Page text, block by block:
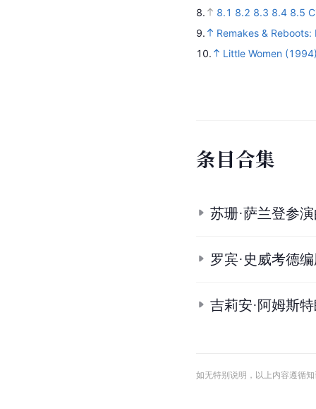
8. 8.1 8.2 8.3 8.4 8.5
9.
Remakes &
10.
Little Women
条目合集
苏珊·萨兰登参
罗宾·史威考德
吉莉安·阿姆斯
如无特别说明，以上内容遵循